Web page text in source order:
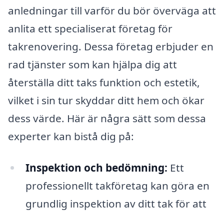
anledningar till varför du bör överväga att
anlita ett specialiserat företag för
takrenovering. Dessa företag erbjuder en
rad tjänster som kan hjälpa dig att
återställa ditt taks funktion och estetik,
vilket i sin tur skyddar ditt hem och ökar
dess värde. Här är några sätt som dessa
experter kan bistå dig på:
Inspektion och bedömning: Ett
professionellt takföretag kan göra en
grundlig inspektion av ditt tak för att